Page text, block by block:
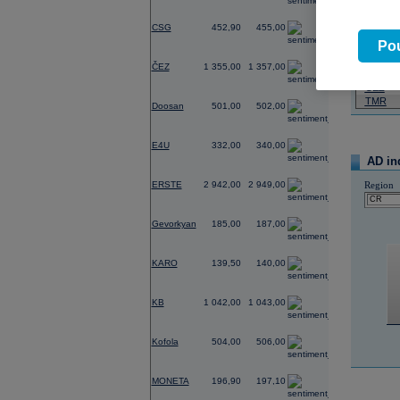
CSG 452,90 455,00
ČEZ 1 355,00 1 357,00
Doosan 501,00 502,00
1,21
E4U 332,00 340,00
ERSTE 2 942,00 2 949,00
-1,11
Gevorkyan 185,00 187,00
KARO 139,50 140,00
KB 1 042,00 1 043,00
Kofola 504,00 506,00
MONETA 196,90 197,10
0,00
Název
TMR
AD
Region